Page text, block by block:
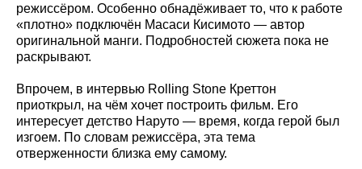
режиссёром. Особенно обнадёживает то, что к работе
«плотно» подключён Масаси Кисимото — автор
оригинальной манги. Подробностей сюжета пока не
раскрывают.
Впрочем, в интервью Rolling Stone Креттон
приоткрыл, на чём хочет построить фильм. Его
интересует детство Наруто — время, когда герой был
изгоем. По словам режиссёра, эта тема
отверженности близка ему самому.